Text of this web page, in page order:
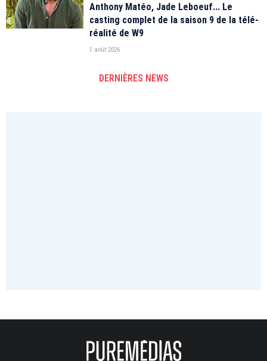
Anthony Matéo, Jade Leboeuf... Le
casting complet de la saison 9 de la télé-
réalité de W9
1 août 2026
DERNIÈRES NEWS